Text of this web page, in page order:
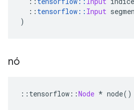
:: tensorflow :: Input
)
nó
:: tensorflow ::Node * node()